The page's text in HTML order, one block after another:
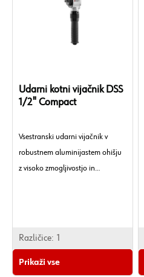
Udarni kotni vijačnik DSS
1/2" Compact
Vsestranski udarni vijačnik v
robustnem aluminijastem ohišju
z visoko zmogljivostjo in
Različice: 1
Prikaži vse